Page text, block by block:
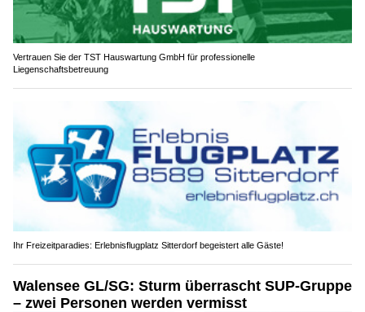
Vertrauen Sie der TST Hauswartung GmbH für professionelle
Liegenschaftsbetreuung
Ihr Freizeitparadies: Erlebnisflugplatz Sitterdorf begeistert alle Gäste!
Walensee GL/SG: Sturm überrascht SUP-Gruppe
– zwei Personen werden vermisst